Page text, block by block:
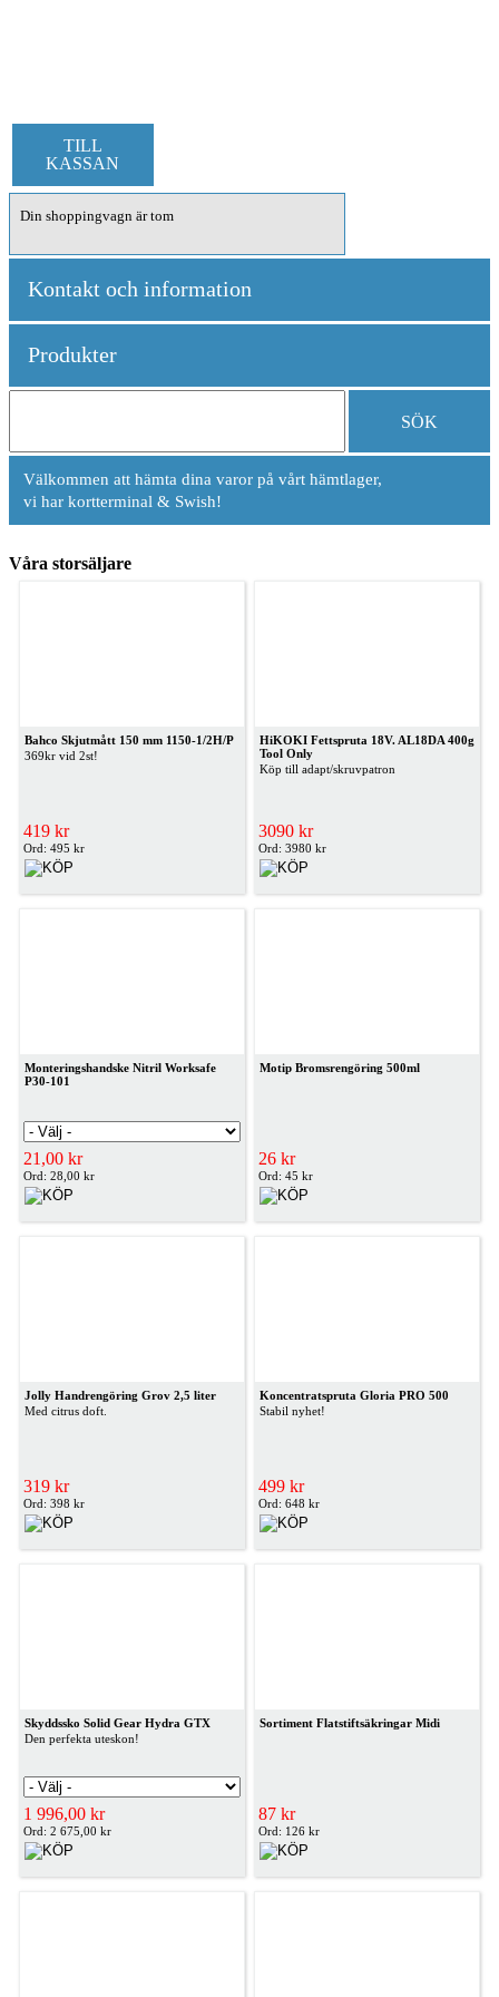
TILL
KASSAN
Din shoppingvagn är tom
Kontakt och information
Våra storsäljare
SÖK
Välkommen att hämta dina varor på vårt hämtlager,
vi har kortterminal & Swish!
Produkter
Bahco Skjutmått 150 mm 1150-1/2H/P
369kr vid 2st!
419 kr
Ord: 495 kr
HiKOKI Fettspruta 18V. AL18DA 400g
Tool Only
Köp till adapt/skruvpatron
3090 kr
Ord: 3980 kr
Monteringshandske Nitril Worksafe
P30-101
21,00 kr
Ord: 28,00 kr
Motip Bromsrengöring 500ml
26 kr
Ord: 45 kr
Jolly Handrengöring Grov 2,5 liter
Med citrus doft.
319 kr
Ord: 398 kr
Koncentratspruta Gloria PRO 500
Stabil nyhet!
499 kr
Ord: 648 kr
Skyddssko Solid Gear Hydra GTX
Den perfekta uteskon!
1 996,00 kr
Ord: 2 675,00 kr
Sortiment Flatstiftsäkringar Midi
87 kr
Ord: 126 kr